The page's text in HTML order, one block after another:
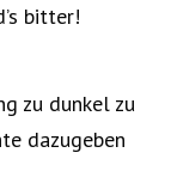
bitter!
zu dunkel zu
dazugeben